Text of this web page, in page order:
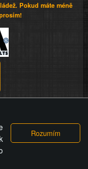
Pokud máte méně
opatření provozovatele
nebo video na
fotografie, videa nebo
uplatnit vůči
náhradu škody nebo